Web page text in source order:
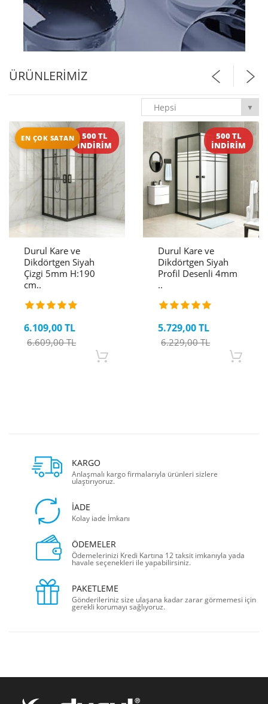
ÜRÜNLERIMIZ
Hepsi ▼
500 TL
İNDİRİM
EN ÇOK SATAN
Durul Kare ve
Dikdörtgen Siyah
Çizgi 5mm H:190
cm..
6.109,00 TL
6.609,00 TL
500 TL
İNDİRİM
Durul Kare ve
Dikdörtgen Siyah
Profil Desenli 4mm
..
5.729,00 TL
6.229,00 TL
KARGO
Anlaşmalı kargo firmalarıyla ürünleri sizlere
ulaştırıyoruz.
İADE
Kolay iade İmkanı
ÖDEMELER
Ödemelerinizi Kredi Kartına 12 taksit imkanıyla yada
havale seçenekleri ile yapabilirsiniz.
PAKETLEME
Gönderileriniz size ulaşana kadar zarar görmemesi için
gerekli korumayı sağlıyoruz.